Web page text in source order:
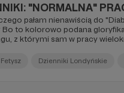
"NORMALNA"
pałam nienawiścią do
Bo to kolorowo podana
z którymi sam w pracy
przebudzonych, woke up
kilka lat temu #metoo.
Dzienniki Londyńskie